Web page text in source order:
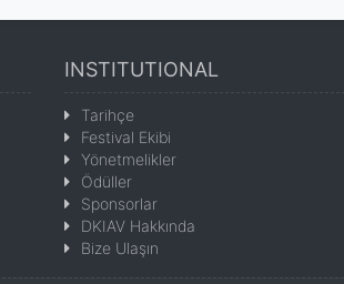
INSTITUTIONAL
Tarihçe
Festival Ekibi
Yönetmelikler
Ödüller
Sponsorlar
DKIAV Hakkında
Bize Ulaşın